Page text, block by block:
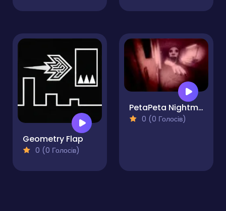
Geometry Flap
0 (0 Голосів)
PetaPeta Nightmare School
0 (0 Голосів)